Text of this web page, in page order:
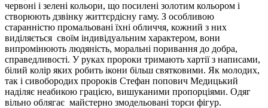
червоні і зелені кольори, що посилені золотим кольором і
створюють дзвінку життєрдісну гаму. З особливою
старанністю промальовані їхні обличчя, кожний з них
виділяється своїм індивідуальним характером, вони
випромінюють людяність, моральні поривання до добра,
справедливості. У руках пророки тримають хартії з написами,
білий колір яких робить ікони більш святковими. Як молодих,
так і сивобородих пророків Стефан попович Медицький
наділяє неабикою грацією, вишуканими пропорціями. Одяг
вільно облягає майстерно змодельовані торси фігур.